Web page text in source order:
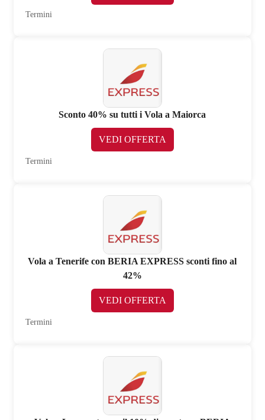
Termini
Sconto 40% su tutti i Vola a Maiorca
VEDI OFFERTA
Termini
Vola a Tenerife con BERIA EXPRESS sconti fino al
42%
VEDI OFFERTA
Termini